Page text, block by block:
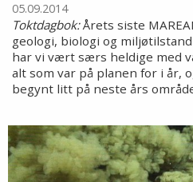
05.09.2014
Toktdagbok:Årets siste
geologi, biologi og
har vi vært særs heldige med
alt som var på planen for i år,
begynt litt på neste års